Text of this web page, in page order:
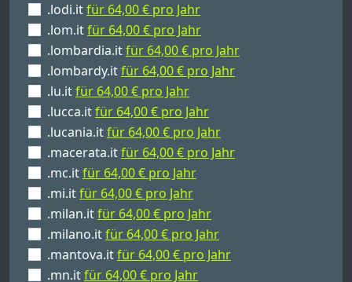
.lodi.itfür 64,00 € pro Jahr
.lom.itfür 64,00 € pro Jahr
.lombardia.itfür 64,00 € pro Jahr
.lombardy.itfür 64,00 € pro Jahr
.lu.itfür 64,00 € pro Jahr
.lucca.itfür 64,00 € pro Jahr
.lucania.itfür 64,00 € pro Jahr
.macerata.itfür 64,00 € pro Jahr
.mc.itfür 64,00 € pro Jahr
.mi.itfür 64,00 € pro Jahr
.milan.itfür 64,00 € pro Jahr
.milano.itfür 64,00 € pro Jahr
.mantova.itfür 64,00 € pro Jahr
.mn.itfür 64,00 € pro Jahr